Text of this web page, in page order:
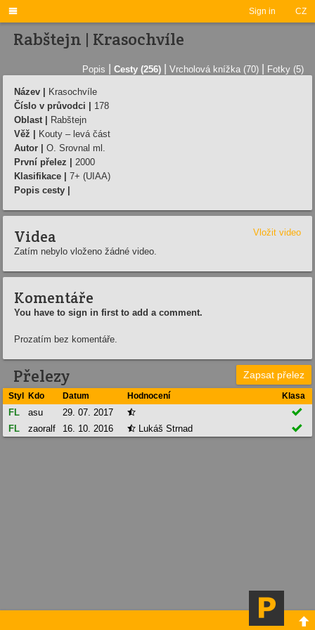
Sign in CZ

Rabštejn | Krasochvíle
Popis Cesty (256) Vrcholová knížka (70) Fotky (5)
Název |
Krasochvíle
Číslo v průvodci |
178
Oblast |
Rabštejn
Věž |
Kouty – levá část
Autor |
O. Srovnal ml.
První přelez |
2000
Klasifikace |
7+ (UIAA)
Popis cesty |
Videa
Vložit video
Zatím nebylo vloženo žádné video.
Komentáře
You have to sign in first to add a comment.
Prozatím bez komentáře.
Přelezy Zapsat přelez
Styl Kdo Datum Hodnocení Klasa
FL asu 29. 07. 2017 

FL
zaoralf 16. 10. 2016  Lukáš Strnad 
